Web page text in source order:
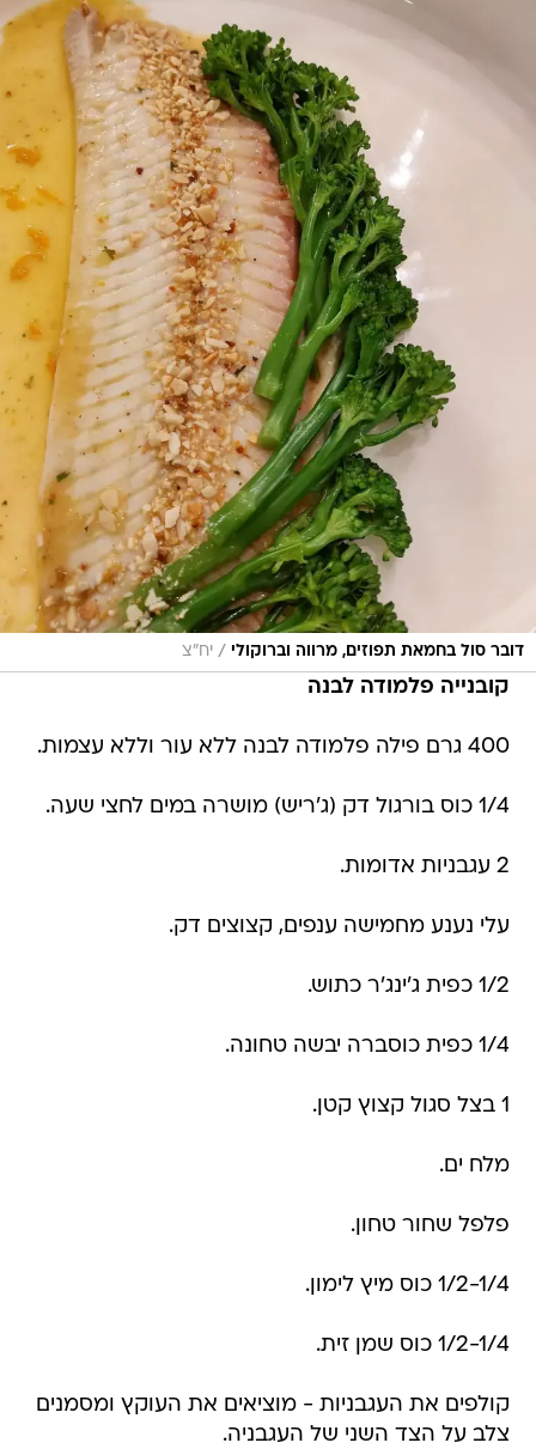
דובר סול בחמאת תפוזים, מרווה וברוקולי / יח"צ
קובנייה פלמודה לבנה
400 גרם פילה פלמודה לבנה ללא עור וללא עצמות.
1/4 כוס בורגול דק (ג'ריש) מושרה במים לחצי שעה.
2 עגבניות אדומות.
עלי נענע מחמישה ענפים, קצוצים דק.
1/2 כפית ג'ינג'ר כתוש.
1/4 כפית כוסברה יבשה טחונה.
1 בצל סגול קצוץ קטן.
מלח ים.
פלפל שחור טחון.
1/2-1/4 כוס מיץ לימון.
1/2-1/4 כוס שמן זית.
קולפים את העגבניות - מוציאים את העוקץ ומסמנים
צלב על הצד השני של העגבניה.